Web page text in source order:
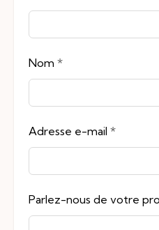
blank
Nom *
Adresse e-mail *
Parlez-nous de votre